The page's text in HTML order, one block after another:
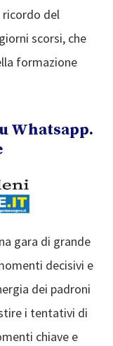
ricordo del
scorsi, che
formazione
Whatsapp.
gara di grande
decisivi e
dei padroni
i tentativi di
chiave e